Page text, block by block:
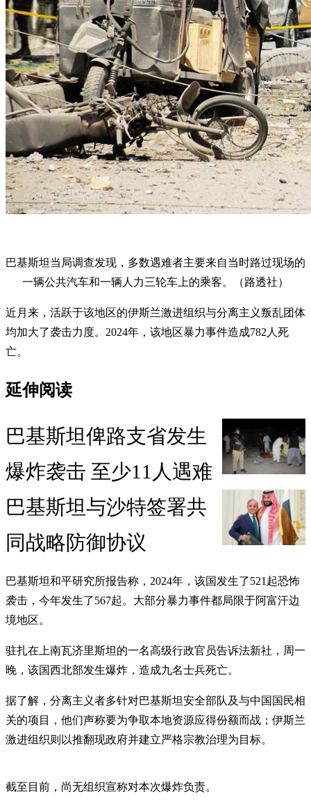
巴基斯坦当局调查发现，多数遇难者主要来自当时路过现场的
一辆公共汽车和一辆人力三轮车上的乘客。（路透社）
近月来，活跃于该地区的伊斯兰激进组织与分离主义叛乱团体
均加大了袭击力度。2024年，该地区暴力事件造成782人死
亡。
延伸阅读
巴基斯坦俾路支省发生
爆炸袭击 至少11人遇难
巴基斯坦与沙特签署共
同战略防御协议
巴基斯坦和平研究所报告称，2024年，该国发生了521起恐怖
袭击，今年发生了567起。大部分暴力事件都局限于阿富汗边
境地区。
驻扎在上南瓦济里斯坦的一名高级行政官员告诉法新社，周一
晚，该国西北部发生爆炸，造成九名士兵死亡。
据了解，分离主义者多针对巴基斯坦安全部队及与中国国民相
关的项目，他们声称要为争取本地资源应得份额而战；伊斯兰
激进组织则以推翻现政府并建立严格宗教治理为目标。
截至目前，尚无组织宣称对本次爆炸负责。